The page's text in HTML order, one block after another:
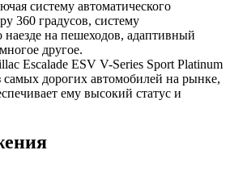
систему автоматического
360 градусов, систему
на пешеходов, адаптивный
другое.
Escalade ESV V-Series Sport Platinum
самых дорогих автомобилей на рынке,
ему высокий статус и